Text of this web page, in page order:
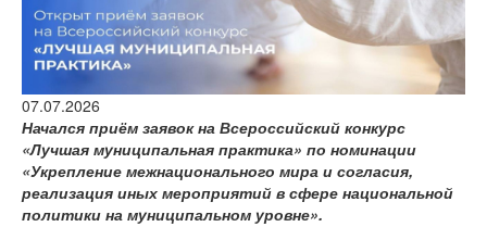
версии сайта
07.07.2026
Начался приём заявок на Всероссийский конкурс
«Лучшая муниципальная практика» по номинации
«Укрепление межнационального мира и согласия,
реализация иных мероприятий в сфере национальной
политики на муниципальном уровне».